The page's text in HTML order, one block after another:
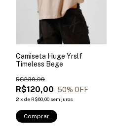
Camiseta Huge Yrslf
Timeless Bege
R$120,00
R$239,99
50% OFF
2 x de R$60,00 sem juros
Comprar